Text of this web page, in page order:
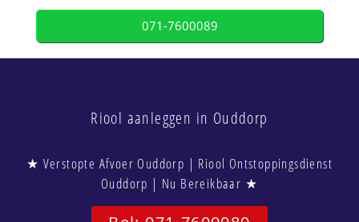
071-7600089
Riool aanleggen in Ouddorp
★ Verstopte Afvoer Ouddorp | Riool Ontstoppingsdienst
Ouddorp | Nu Bereikbaar ★